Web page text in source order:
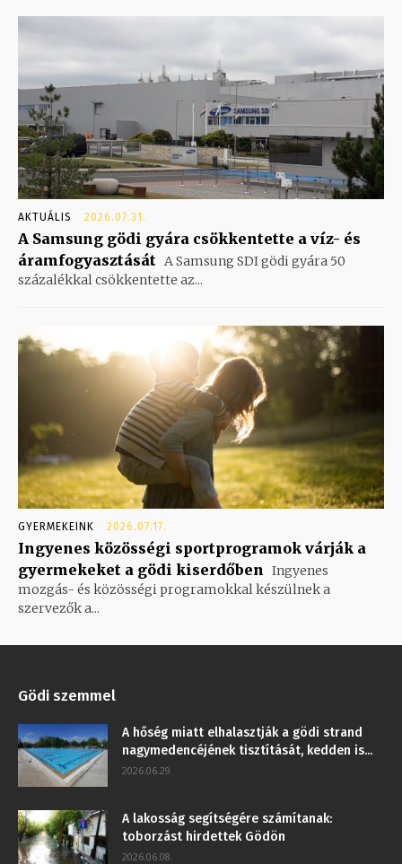
AKTUÁLIS 2026.07.31.
A Samsung gödi gyára csökkentette a víz- és
áramfogyasztását A Samsung SDI gödi gyára 50
százalékkal csökkentette az...
GYERMEKEINK 2026.07.17.
Ingyenes közösségi sportprogramok várják a
gyermekeket a gödi kiserdőben
Ingyenes
mozgás- és közösségi programokkal készülnek a
szervezők a...
Gödi szemmel
A hőség miatt elhalasztják a gödi strand
nagymedencéjének tisztítását, kedden is...
2026.06.29.
A lakosság segítségére számítanak:
toborzást hirdettek Gödön
2026.06.08.